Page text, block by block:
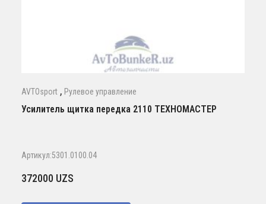
AVTOsport , Рулевое управление
Усилитель щитка передка 2110 ТЕХНОМАСТЕР
Артикул:5301.0100.04
372000 UZS